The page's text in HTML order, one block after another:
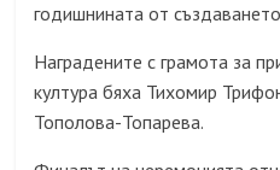
годишнината от
Наградените с грамота за
култура бяха Тихомир
Тополова-Топарева.